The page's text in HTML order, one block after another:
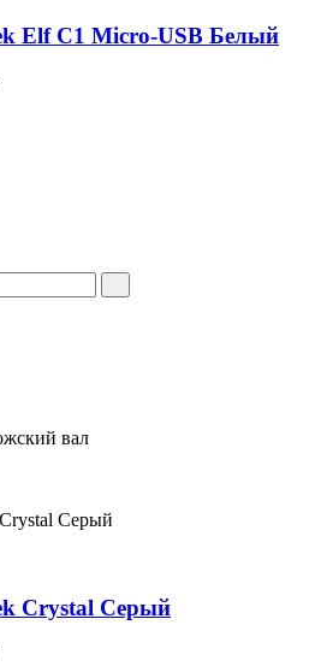
Elf C1 Micro-USB Белый
вал
Crystal Серый